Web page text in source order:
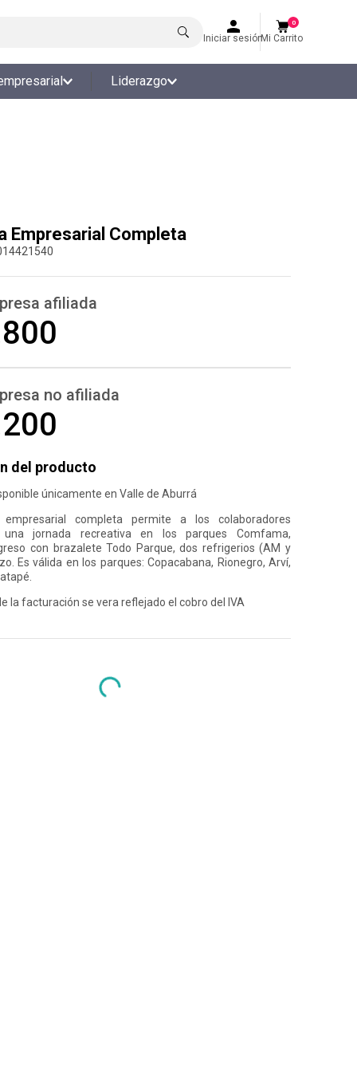
Iniciar sesiónMi Carrito
0
Liderazgo
Empresarial Completa
afiliada
no afiliada
del producto
únicamente en Valle de Aburrá
completa permite a los colaboradores
jornada recreativa en los parques Comfama,
con brazalete Todo Parque, dos refrigerios (AM y
Es válida en los parques: Copacabana, Rionegro, Arví,
la facturación se vera reflejado el cobro del IVA